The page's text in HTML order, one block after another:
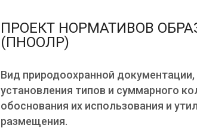
ПРОЕКТ НОРМАТИВОВ
(ПНООЛР)
Вид природоохранной
установления типов и суммарного
обоснования их использования и
размещения.